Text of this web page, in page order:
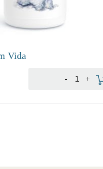
Vida
+
-